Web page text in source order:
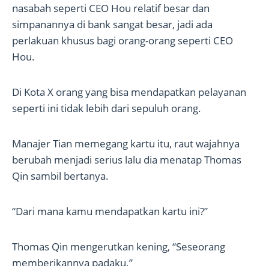
nasabah seperti CEO Hou relatif besar dan
simpanannya di bank sangat besar, jadi ada
perlakuan khusus bagi orang-orang seperti CEO
Hou.
Di Kota X orang yang bisa mendapatkan pelayanan
seperti ini tidak lebih dari sepuluh orang.
Manajer Tian memegang kartu itu, raut wajahnya
berubah menjadi serius lalu dia menatap Thomas
Qin sambil bertanya.
“Dari mana kamu mendapatkan kartu ini?”
Thomas Qin mengerutkan kening, “Seseorang
memberikannya padaku.”